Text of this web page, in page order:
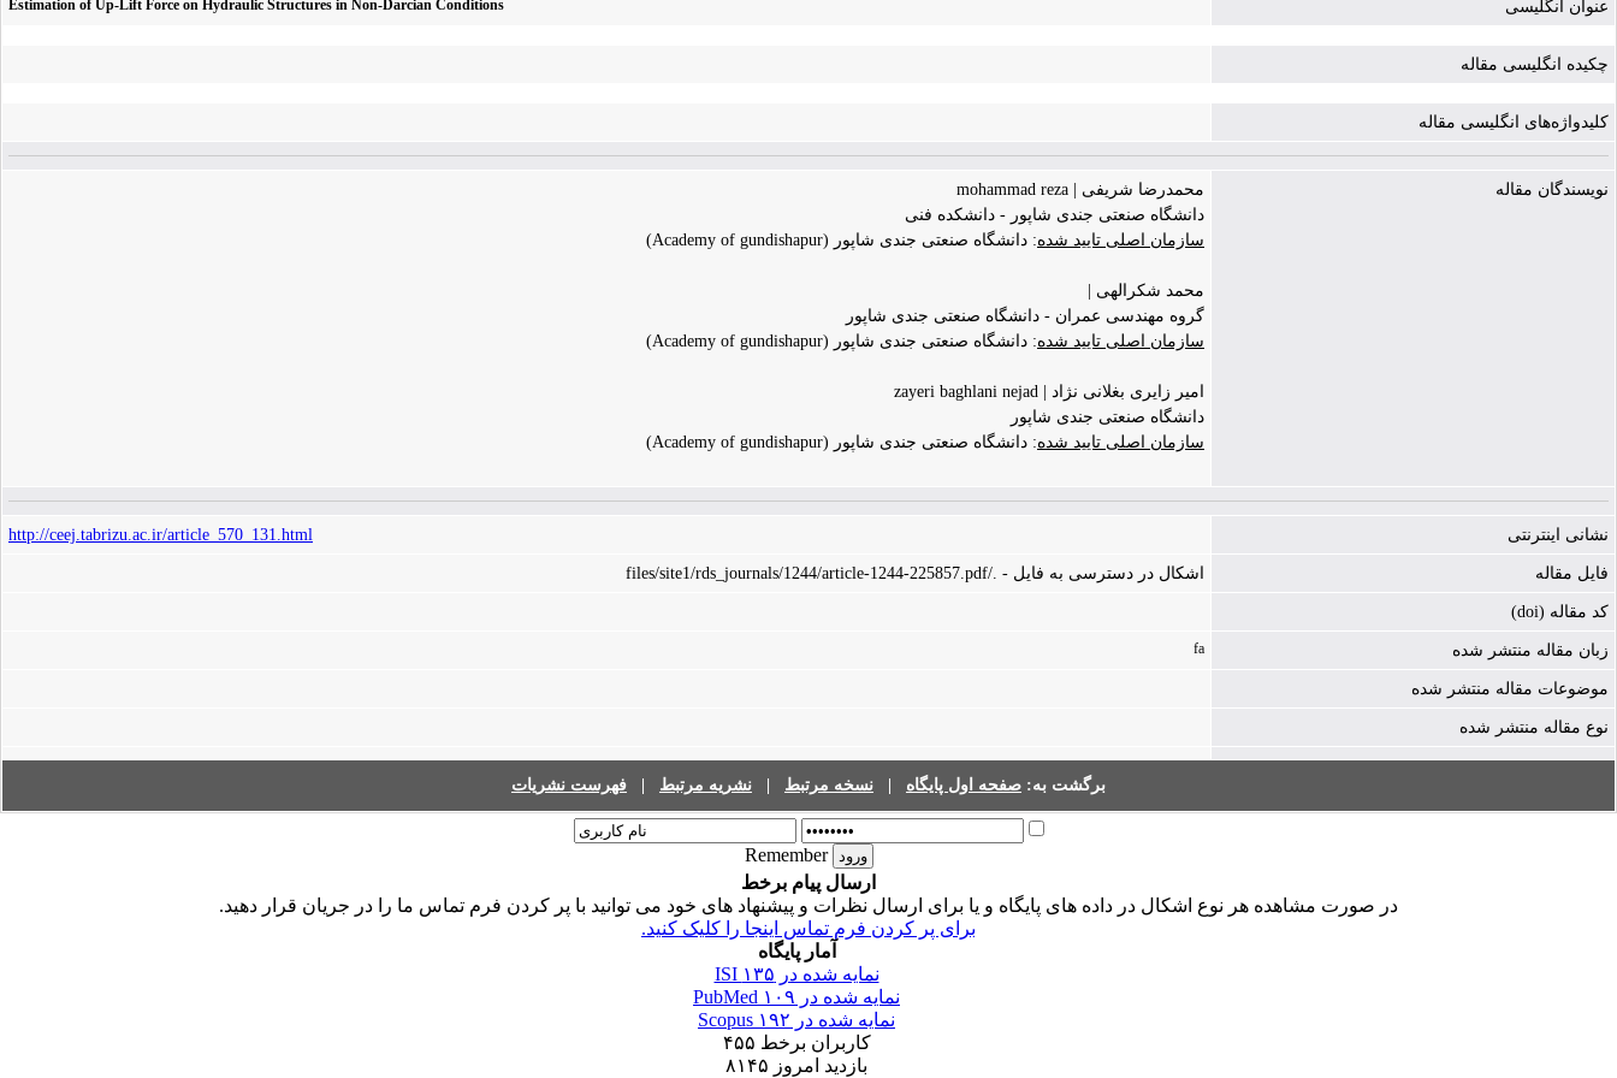
عنوان انگلیسی Estimation of Up-Lift Force on Hydraulic Structures in Non-Darcian Conditions
چکیده انگلیسی مقاله
کلیدواژه‌های انگلیسی مقاله
نویسندگان مقاله
محمدرضا شریفی | mohammad reza
دانشگاه صنعتی جندی شاپور - دانشکده فنی
سازمان اصلی تایید شده: دانشگاه صنعتی جندی شاپور (Academy of gundishapur)
محمد شکرالهی |
گروه مهندسی عمران - دانشگاه صنعتی جندی شاپور
سازمان اصلی تایید شده: دانشگاه صنعتی جندی شاپور (Academy of gundishapur)
امیر زایری بغلانی نژاد | zayeri baghlani nejad
دانشگاه صنعتی جندی شاپور
سازمان اصلی تایید شده: دانشگاه صنعتی جندی شاپور (Academy of gundishapur)
نشانی اینترنتی http://ceej.tabrizu.ac.ir/article_570_131.html
فایل مقاله اشکال در دسترسی به فایل - ./files/site1/rds_journals/1244/article-1244-225857.pdf
کد مقاله (doi)
زبان مقاله منتشر شده fa
موضوعات مقاله منتشر شده
نوع مقاله منتشر شده
برگشت به: صفحه اول پایگاه نسخه مرتبط نشریه مرتبط فهرست نشریات
Remember
ارسال پیام برخط
در صورت مشاهده هر نوع اشکال در داده های پایگاه و یا برای ارسال نظرات و پیشنهاد های خود می توانید با پر کردن فرم تماس ما را در جریان قرار دهید.
برای پر کردن فرم تماس اینجا را کلیک کنید.
آمار پایگاه
نمایه شده در ISI ۱۳۵
نمایه شده در PubMed ۱۰۹
نمایه شده در Scopus ۱۹۲
کاربران برخط ۴۵۵
بازدید امروز ۸۱۴۵